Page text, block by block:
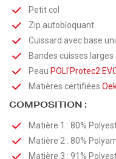
Petit col
Zip autobloquant
Cuissard avec base
Bandes cuisses larges
Peau POLI'Protec2
Matières certifiées
COMPOSITION :
Matière 1 : 80%
Matière 2 : 80%
Matière 3 : 91%